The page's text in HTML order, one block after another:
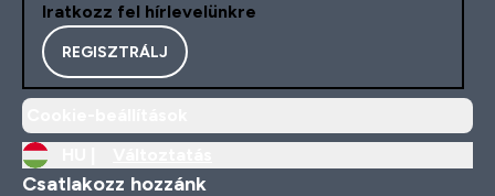
Iratkozz fel hírlevelünkre
REGISZTRÁLJ
Csatlakozz hozzánk